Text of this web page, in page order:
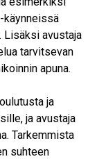
käynneissä
Lisäksi avustaja
tarvitsevan
apuna.
ja
ja avustaja
Tarkemmista
suhteen